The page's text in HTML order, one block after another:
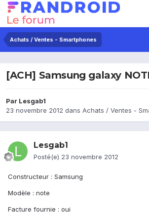
Achats / Ventes - Smartphones
[ACH] Samsung galaxy
Par Lesgab1
23 novembre 2012 dans Achats / Ventes -
Lesgab1
Posté(e) 23 novembre 2012
Constructeur : Samsung
Modèle : note
Facture fournie : oui